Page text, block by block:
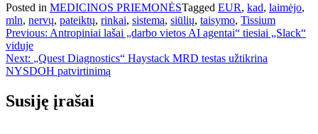
Posted in MEDICINOS PRIEMONĖSTagged EUR, kad, laimėjo,
mln, nervų, pateiktų, rinkai, sistemą, siūlių, taisymo, Tissium
Navigacija
tarp
įrašų
Previous: Antropiniai lašai „darbo vietos AI agentai“ tiesiai „Slack“
viduje
Next: „Quest Diagnostics“ Haystack MRD testas užtikrina
NYSDOH patvirtinimą
Susiję įrašai